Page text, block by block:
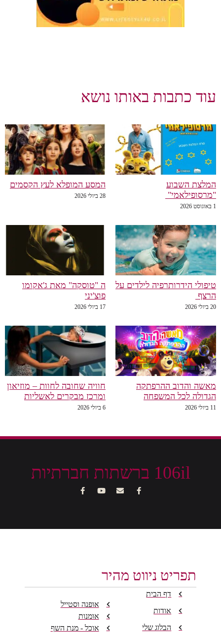
עוד כתבות באותו נושא
המלצת השבוע
"מרסופילאמי"
1 באוגוסט 2026
המסע המופלא לעץ הקסמים
28 ביולי 2026
טיפולי הידרותרפיה לילדים על
הרצף
20 ביולי 2026
ה "טוסקה" מאת ג'אקומו
פוצ'יני
17 ביולי 2026
מאשה והדוב ההרפתקה
הגדולה לכל המשפחה
11 ביולי 2026
חוויה שחובה לחוות – מוזיאון
ומרכז מבקרים לאשליות
6 ביולי 2026
106il ברשתות חברתיות
תפריט ניווט מהיר
דף הבית
אודות
הבלוג שלי
אופנה וסטייל
אומנות
אוכל - מנת השף